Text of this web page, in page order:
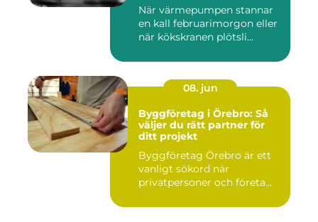
När värmepumpen stannar
en kall februarimorgon eller
när kökskranen plötsli...
08. jun
Byggföretag i Örebro: Så
väljer du rätt partner för
ditt projekt
Byggföretag Örebro är ett
vanligt sökord när
privatpersoner och företa...